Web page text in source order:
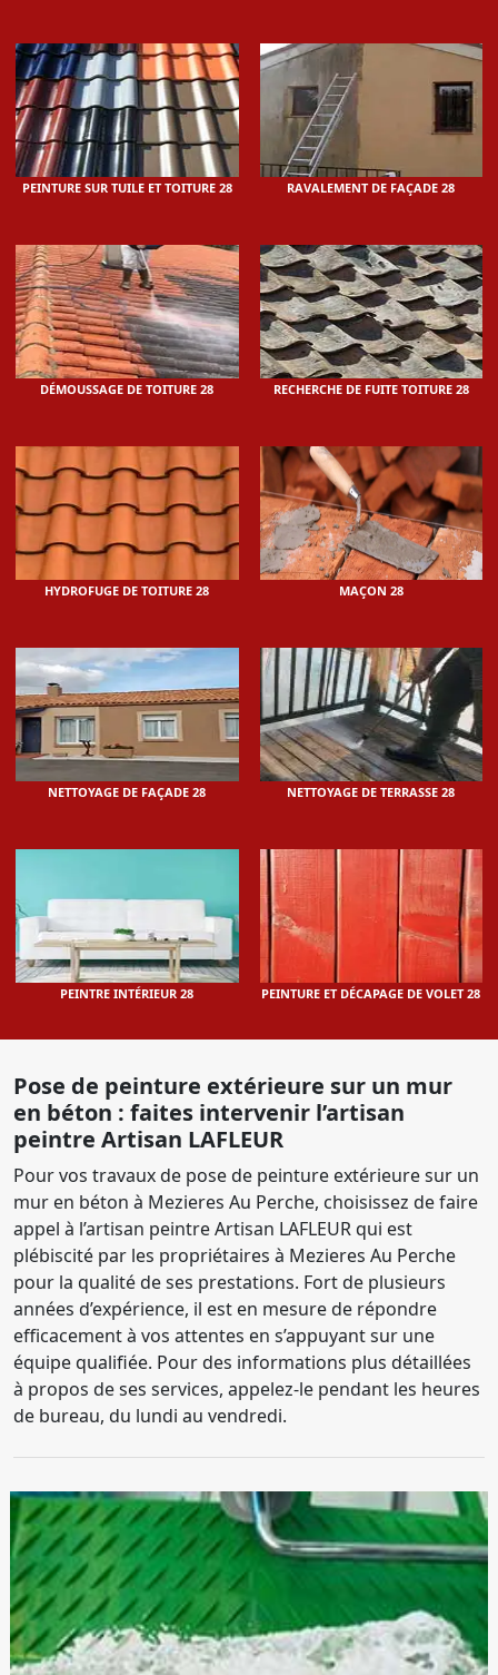
PEINTURE SUR TUILE ET TOITURE 28 RAVALEMENT DE FAÇADE 28
DÉMOUSSAGE DE TOITURE 28 RECHERCHE DE FUITE TOITURE 28
HYDROFUGE DE TOITURE 28 MAÇON 28
NETTOYAGE DE FAÇADE 28 NETTOYAGE DE TERRASSE 28
PEINTRE INTÉRIEUR 28 PEINTURE ET DÉCAPAGE DE VOLET 28
Pose de peinture extérieure sur un mur
en béton : faites intervenir l’artisan
peintre Artisan LAFLEUR
Pour vos travaux de pose de peinture extérieure sur un
mur en béton à Mezieres Au Perche, choisissez de faire
appel à l’artisan peintre Artisan LAFLEUR qui est
plébiscité par les propriétaires à Mezieres Au Perche
pour la qualité de ses prestations. Fort de plusieurs
années d’expérience, il est en mesure de répondre
efficacement à vos attentes en s’appuyant sur une
équipe qualifiée. Pour des informations plus détaillées
à propos de ses services, appelez-le pendant les heures
de bureau, du lundi au vendredi.